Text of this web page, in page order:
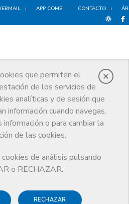
APP COMB CONTACTO
que permiten el
de los servicios de
analíticas y de sesión que
información cuando navegas.
información o para cambiar la
de las cookies.
de anàlisis pulsando
o RECHAZAR.
RECHAZAR
ha resultado ganadora en las